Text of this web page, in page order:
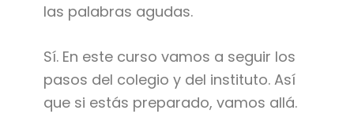
las palabras agudas.
Sí. En este curso vamos a seguir los
pasos del colegio y del instituto. Así
que si estás preparado, vamos allá.